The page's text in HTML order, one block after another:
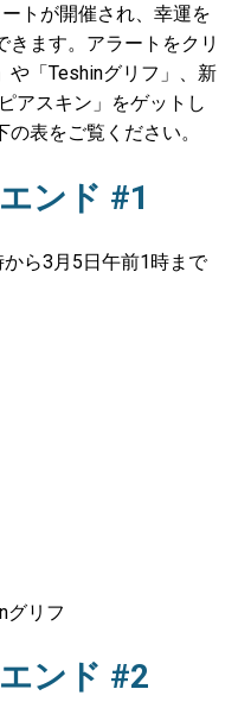
トが開催され、幸運を
きます。アラートをクリ
や「Teshinグリフ」、新
アスキン」をゲットし
表をご覧ください。
ンド #1
ら3月5日午前1時まで
グリフ
ンド #2